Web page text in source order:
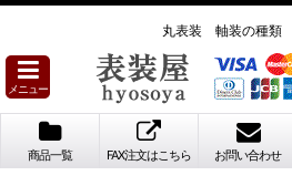
丸表装 軸装の種類
メニュー
商品一覧 FAX注文はこちら お問い合わせ